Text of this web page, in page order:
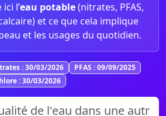
l’eau potable(nitrates, PFAS,
et ce que cela implique
et les usages du quotidien.
: 30/03/2026
PFAS : 09/09/2025
: 30/03/2026